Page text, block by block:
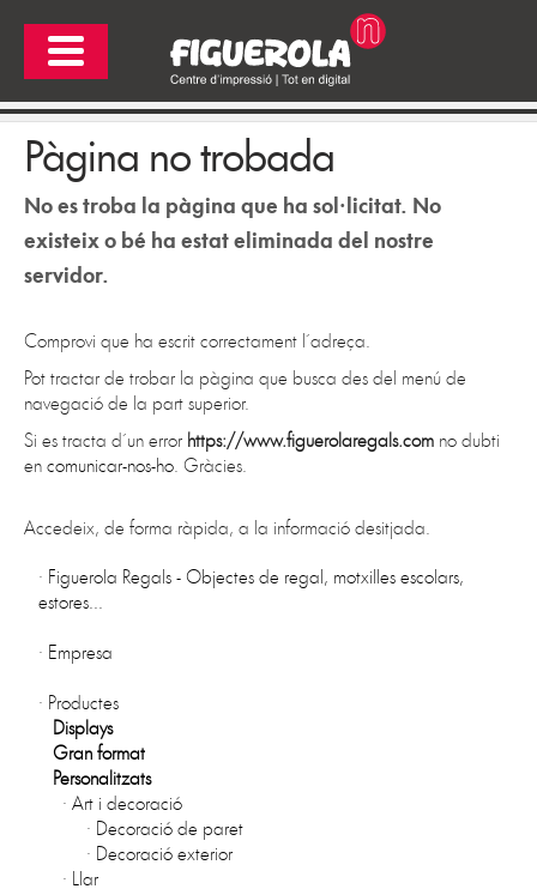
Pàgina no trobada
No es troba la pàgina que ha sol·licitat. No
existeix o bé ha estat eliminada del nostre
servidor.
Comprovi que ha escrit correctament l´adreça.
Pot tractar de trobar la pàgina que busca des del menú de
navegació de la part superior.
Si es tracta d´un error https://www.figuerolaregals.comno dubti
encomunicar-nos-ho. Gràcies.
Accedeix, de forma ràpida, a la informació desitjada.
· Figuerola Regals - Objectes de regal, motxilles escolars,
estores...
· Empresa
· Productes
Displays
Gran format
Personalitzats
· Art i decoració
· Decoració de paret
· Decoració exterior
· Llar